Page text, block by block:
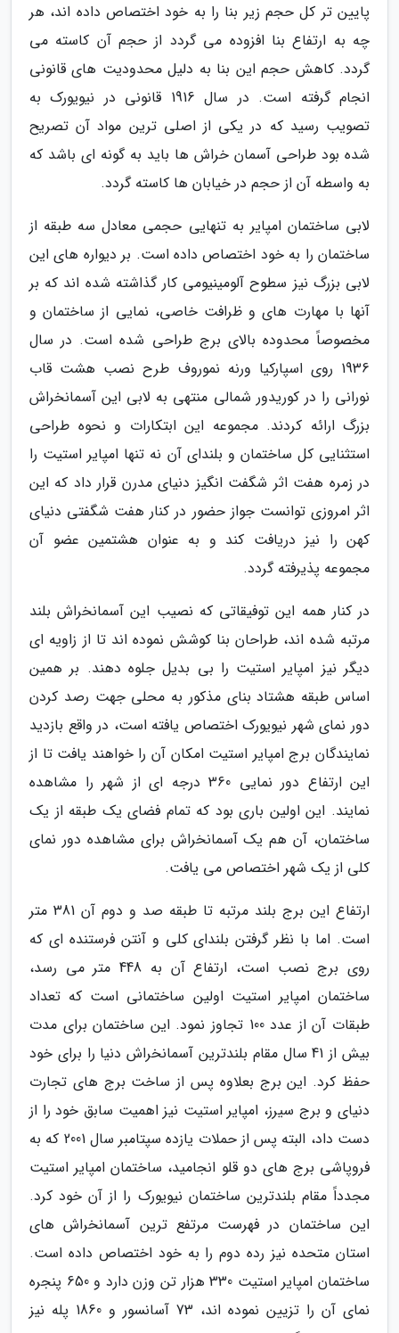
پایین تر کل حجم زیر بنا را به خود اختصاص داده اند، هر
چه به ارتفاع بنا افزوده می گردد از حجم آن کاسته می
گردد. کاهش حجم این بنا به دلیل محدودیت های قانونی
انجام گرفته است. در سال 1916 قانونی در نیویورک به
تصویب رسید که در یکی از اصلی ترین مواد آن تصریح
شده بود طراحی آسمان خراش ها باید به گونه ای باشد که
به واسطه آن از حجم در خیابان ها کاسته گردد.
لابی ساختمان امپایر به تنهایی حجمی معادل سه طبقه از
ساختمان را به خود اختصاص داده است. بر دیواره های این
لابی بزرگ نیز سطوح آلومینیومی کار گذاشته شده اند که بر
آنها با مهارت های و ظرافت خاصی، نمایی از ساختمان و
مخصوصاً محدوده بالای برج طراحی شده است. در سال
1936 روی اسپارکیا ورنه نموروف طرح نصب هشت قاب
نورانی را در کوریدور شمالی منتهی به لابی این آسمانخراش
بزرگ ارائه کردند. مجموعه این ابتکارات و نحوه طراحی
استثنایی کل ساختمان و بلندای آن نه تنها امپایر استیت را
در زمره هفت اثر شگفت انگیز دنیای مدرن قرار داد که این
اثر امروزی توانست جواز حضور در کنار هفت شگفتی دنیای
کهن را نیز دریافت کند و به عنوان هشتمین عضو آن
مجموعه پذیرفته گردد.
در کنار همه این توفیقاتی که نصیب این آسمانخراش بلند
مرتبه شده اند، طراحان بنا کوشش نموده اند تا از زاویه ای
دیگر نیز امپایر استیت را بی بدیل جلوه دهند. بر همین
اساس طبقه هشتاد بنای مذکور به محلی جهت رصد کردن
دور نمای شهر نیویورک اختصاص یافته است، در واقع بازدید
نمایندگان برج امپایر استیت امکان آن را خواهند یافت تا از
این ارتفاع دور نمایی 360 درجه ای از شهر را مشاهده
نمایند. این اولین باری بود که تمام فضای یک طبقه از یک
ساختمان، آن هم یک آسمانخراش برای مشاهده دور نمای
کلی از یک شهر اختصاص می یافت.
ارتفاع این برج بلند مرتبه تا طبقه صد و دوم آن 381 متر
است. اما با نظر گرفتن بلندای کلی و آنتن فرستنده ای که
روی برج نصب است، ارتفاع آن به 448 متر می رسد،
ساختمان امپایر استیت اولین ساختمانی است که تعداد
طبقات آن از عدد 100 تجاوز نمود. این ساختمان برای مدت
بیش از 41 سال مقام بلندترین آسمانخراش دنیا را برای خود
حفظ کرد. این برج بعلاوه پس از ساخت برج های تجارت
دنیای و برج سیرز، امپایر استیت نیز اهمیت سابق خود را از
دست داد، البته پس از حملات یازده سپتامبر سال 2001 که به
فروپاشی برج های دو قلو انجامید، ساختمان امپایر استیت
مجدداً مقام بلندترین ساختمان نیویورک را از آن خود کرد.
این ساختمان در فهرست مرتفع ترین آسمانخراش های
استان متحده نیز رده دوم را به خود اختصاص داده است.
ساختمان امپایر استیت 330 هزار تن وزن دارد و 650 پنجره
نمای آن را تزیین نموده اند، 73 آسانسور و 1860 پله نیز